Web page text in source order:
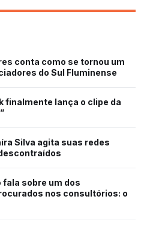
conta como se tornou um
do Sul Fluminense
finalmente lança o clipe da
Silva agita suas redes
fala sobre um dos
nos consultórios: o